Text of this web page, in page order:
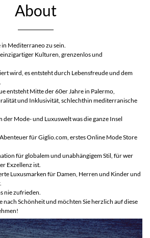
About
Mediterraneo zu sein.
Kulturen, grenzenlos und
wird, es entsteht durch Lebensfreude und dem
entsteht Mitte der 60er Jahre in Palermo,
und Inklusivität, schlechthin mediterranische
der Mode- und Luxuswelt was die ganze Insel
für Giglio.com, erstes Online Mode Store
für globalem und unabhängigem Stil, für wer
Exzellenz ist.
Luxusmarken für Damen, Herren und Kinder und
nie zufrieden.
nach Schönheit und möchten Sie herzlich auf diese